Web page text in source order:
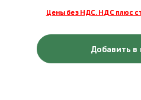
Цены без НДС. НДС плюс
Добавить в